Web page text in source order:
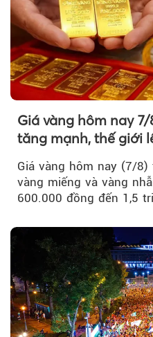
Giá vàng hôm nay
tăng mạnh, thế giới
Giá vàng hôm nay (7/
vàng miếng và vàng
600.000 đồng đến 1,5
vàng thế giới bứt phá
một tháng.